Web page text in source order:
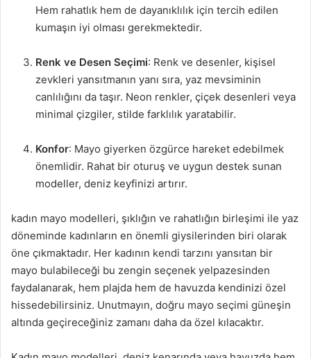
Hem rahatlık hem de dayanıklılık için tercih edilen
kumaşın iyi olması gerekmektedir.
Renk ve Desen Seçimi: Renk ve desenler, kişisel
zevkleri yansıtmanın yanı sıra, yaz mevsiminin
canlılığını da taşır. Neon renkler, çiçek desenleri veya
minimal çizgiler, stilde farklılık yaratabilir.
Konfor: Mayo giyerken özgürce hareket edebilmek
önemlidir. Rahat bir oturuş ve uygun destek sunan
modeller, deniz keyfinizi artırır.
kadın mayo modelleri, şıklığın ve rahatlığın birleşimi ile yaz
döneminde kadınların en önemli giysilerinden biri olarak
öne çıkmaktadır. Her kadının kendi tarzını yansıtan bir
mayo bulabileceği bu zengin seçenek yelpazesinden
faydalanarak, hem plajda hem de havuzda kendinizi özel
hissedebilirsiniz. Unutmayın, doğru mayo seçimi güneşin
altında geçireceğiniz zamanı daha da özel kılacaktır.